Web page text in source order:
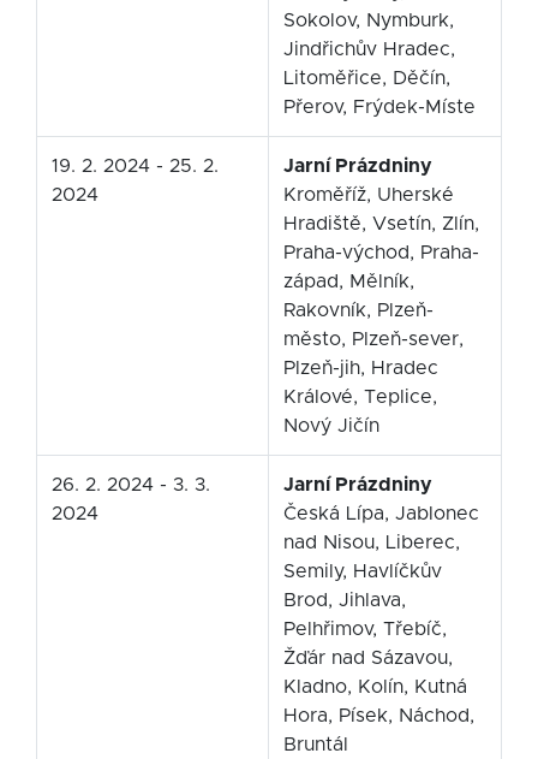
Sokolov, Nymburk,
Jindřichův Hradec,
Litoměřice, Děčín,
Přerov, Frýdek-Míste
19. 2. 2024 - 25. 2.
2024
Jarní Prázdniny
Kroměříž, Uherské
Hradiště, Vsetín, Zlín,
Praha-východ, Praha-
západ, Mělník,
Rakovník, Plzeň-
město, Plzeň-sever,
Plzeň-jih, Hradec
Králové, Teplice,
Nový Jičín
26. 2. 2024 - 3. 3.
2024
Jarní Prázdniny
Česká Lípa, Jablonec
nad Nisou, Liberec,
Semily, Havlíčkův
Brod, Jihlava,
Pelhřimov, Třebíč,
Žďár nad Sázavou,
Kladno, Kolín, Kutná
Hora, Písek, Náchod,
Bruntál